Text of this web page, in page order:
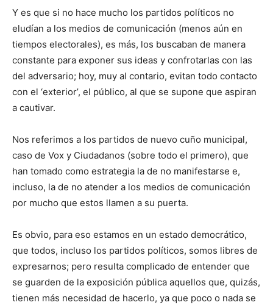
Y es que si no hace mucho los partidos políticos no
eludían a los medios de comunicación (menos aún en
tiempos electorales), es más, los buscaban de manera
constante para exponer sus ideas y confrotarlas con las
del adversario; hoy, muy al contario, evitan todo contacto
con el ‘exterior’, el público, al que se supone que aspiran
a cautivar.
Nos referimos a los partidos de nuevo cuño municipal,
caso de Vox y Ciudadanos (sobre todo el primero), que
han tomado como estrategia la de no manifestarse e,
incluso, la de no atender a los medios de comunicación
por mucho que estos llamen a su puerta.
Es obvio, para eso estamos en un estado democrático,
que todos, incluso los partidos políticos, somos libres de
expresarnos; pero resulta complicado de entender que
se guarden de la exposición pública aquellos que, quizás,
tienen más necesidad de hacerlo, ya que poco o nada se